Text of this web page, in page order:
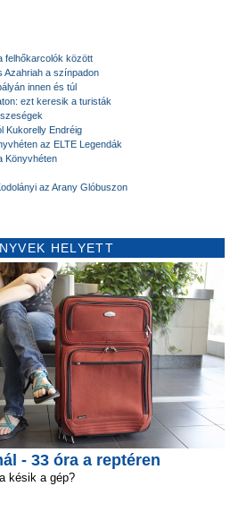
felhőkarcolók között
Azahriah a színpadon
innen és túl
ezt keresik a turisták
Kukorelly Endréig
az ELTE Legendák
Könyvhéten
az Arany Glóbuszon
HELYETT
- 33 óra a reptéren
késik a gép?